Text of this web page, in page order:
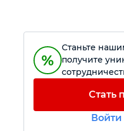
Силовое
Крепежный
Станьте
получите
Стать
Войти